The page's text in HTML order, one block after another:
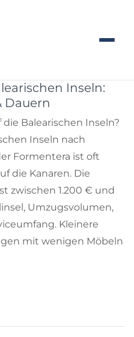
Inseln:
Dauern
Balearischen Inseln?
Inseln nach
Formentera ist oft
die Kanaren. Die
zwischen 1.200 € und
Umzugsvolumen,
Kleinere
mit wenigen Möbeln